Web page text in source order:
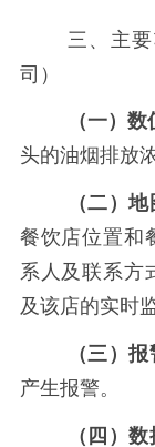
三、主
司）
（一）数
头的油烟排放
（二）
餐饮店位置和
系人及联系方
及该店的实时
（三）
产生报警。
（四）